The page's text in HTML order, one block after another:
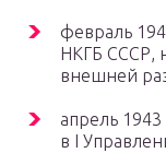
февраль
НКГБ СССР,
внешней
апрель 1943
в I